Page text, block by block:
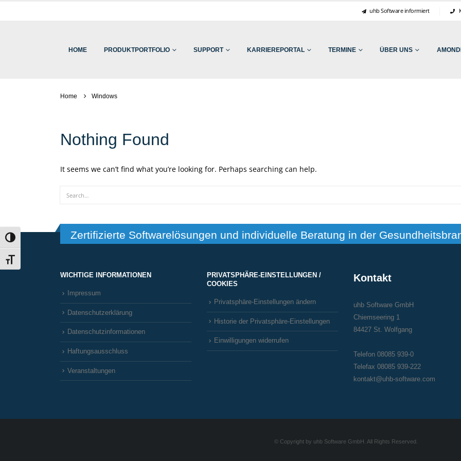
Umschalten auf hohe Kontraste
Schrift vergrößern
uhb Software informiert
HOME PRODUKTPORTFOLIO SUPPORT KARRIEREPORTAL TERMINE ÜBER UNS
Home Windows
Nothing Found
It seems we can’t find what you’re looking for. Perhaps searching can help.
Search
Zertifizierte Softwarelösungen und individuelle Beratung in der
WICHTIGE INFORMATIONEN
Impressum
Datenschutzerklärung
Datenschutzinformationen
Haftungsausschluss
Veranstaltungen
PRIVATSPHÄRE-EINSTELLUNGEN /
COOKIES
Privatsphäre-Einstellungen ändern
Historie der Privatsphäre-Einstellungen
Einwilligungen widerrufen
Kontakt
uhb Software GmbH
Chiemseering 1
84427 St. Wolfgang
Telefon 08085 939-0
Telefax 08085 939-222
kontakt@uhb-software.com
© Copyright by uhb Software GmbH. All Rights Reserved.